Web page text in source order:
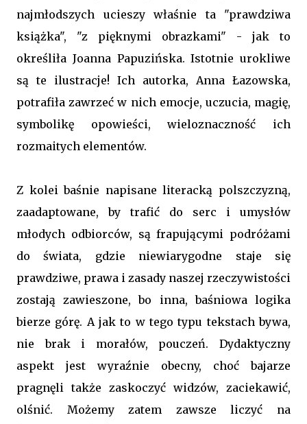
najmłodszych ucieszy właśnie ta "prawdziwa
książka", "z pięknymi obrazkami" - jak to
określiła Joanna Papuzińska. Istotnie urokliwe
są te ilustracje! Ich autorka, Anna Łazowska,
potrafiła zawrzeć w nich emocje, uczucia, magię,
symbolikę opowieści, wieloznaczność ich
rozmaitych elementów.
Z kolei baśnie napisane literacką polszczyzną,
zaadaptowane, by trafić do serc i umysłów
młodych odbiorców, są frapującymi podróżami
do świata, gdzie niewiarygodne staje się
prawdziwe, prawa i zasady naszej rzeczywistości
zostają zawieszone, bo inna, baśniowa logika
bierze górę. A jak to w tego typu tekstach bywa,
nie brak i morałów, pouczeń. Dydaktyczny
aspekt jest wyraźnie obecny, choć bajarze
pragnęli także zaskoczyć widzów, zaciekawić,
olśnić. Możemy zatem zawsze liczyć na